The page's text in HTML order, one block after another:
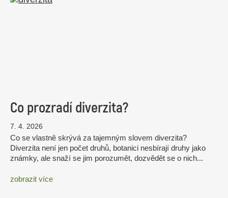
Co prozradí diverzita?
7. 4. 2026
Co se vlastně skrývá za tajemným slovem diverzita?
Diverzita není jen počet druhů, botanici nesbírají druhy jako
známky, ale snaží se jim porozumět, dozvědět se o nich...
zobrazit více